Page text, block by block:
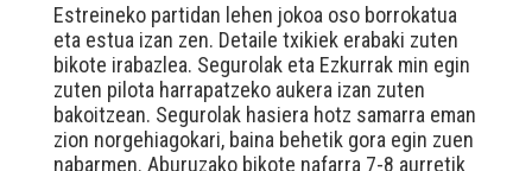
Estreineko partidan lehen jokoa oso borrokatua
eta estua izan zen. Detaile txikiek erabaki zuten
bikote irabazlea. Segurolak eta Ezkurrak min egin
zuten pilota harrapatzeko aukera izan zuten
bakoitzean. Segurolak hasiera hotz samarra eman
zion norgehiagokari, baina behetik gora egin zuen
nabarmen. Aburuzako bikote nafarra 7-8 aurretik